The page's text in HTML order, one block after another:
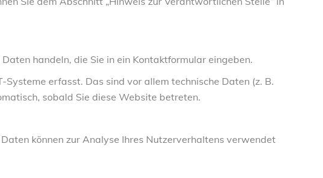
handeln, die Sie in ein Kontaktformular eingeben.
erfasst. Das sind vor allem technische Daten (z. B.
sobald Sie diese Website betreten.
können zur Analyse Ihres Nutzerverhaltens verwendet